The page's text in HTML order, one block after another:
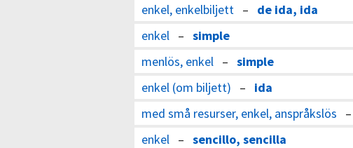
enkel, enkelbiljett – de ida, ida
enkel – simple
menlös, enkel – simple
enkel (om biljett) – ida
med små resurser, enkel, anspråkslös –
enkel – sencillo, sencilla